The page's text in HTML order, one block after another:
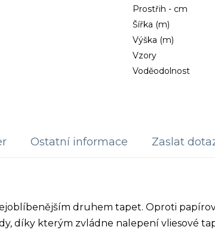
Prostřih - cm
Šířka (m)
Výška (m)
Vzory
Voděodolnost
Ostatní informace Zaslat
druhem tapet. Oproti
díky kterým zvládne nalepení vliesové